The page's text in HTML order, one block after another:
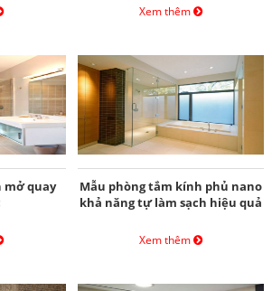
Xem thêm
mở quay
Mẫu phòng tắm kính phủ nano
khả năng tự làm sạch hiệu quả
Xem thêm